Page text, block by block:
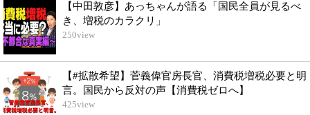
【中田敦彦】あっちゃんが語る「国民全員が見るべ
き、増税のカラクリ」
250view
【#拡散希望】菅義偉官房長官、消費税増税必要と明
言。国民から反対の声【消費税ゼロへ】
425view